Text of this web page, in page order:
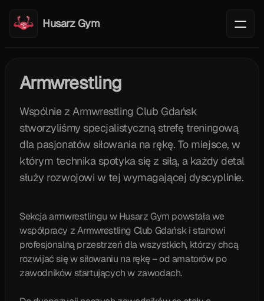
Husarz Gym
Armwrestling
Wspólnie z Armwrestling Club Gdańsk
stworzyliśmy specjalistyczną strefę treningową
dla pasjonatów siłowania na rękę. To miejsce, w
którym technika spotyka się z siłą, a każdy detal
służy rozwojowi w tej wymagającej dyscyplinie.
Sekcja armwrestlingu w Husarz Gym powstała we
współpracy z Armwrestling Club Gdańsk i stanowi
profesjonalną przestrzeń dla wszystkich, którzy chcą
rozwijać się w siłowaniu na rękę – od amatorów po
zawodników startujących w zawodach.